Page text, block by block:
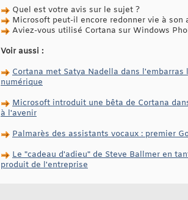
Quel est votre avis sur le sujet ?
Microsoft peut-il encore redonner vie à
Aviez-vous utilisé Cortana sur Windows
Voir aussi :
Cortana met Satya Nadella dans
numérique
Microsoft introduit une bêta de Cortana
à l'avenir
Palmarès des assistants vocaux : premier
Le "cadeau d'adieu" de Steve Ballmer en
produit de l'entreprise